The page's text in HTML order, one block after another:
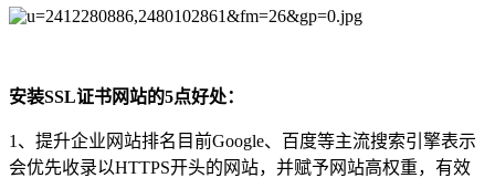
安装SSL证书网站的5点好处：
1、提升企业网站排名目前Google、百度等主流搜索引擎表示
会优先收录以HTTPS开头的网站，并赋予网站高权重，有效